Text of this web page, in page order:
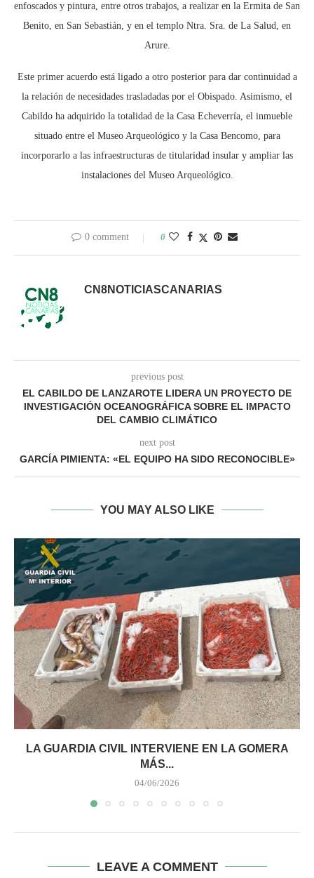
enfoscados y pintura, entre otros trabajos, a realizar en la Ermita de San
Benito, en San Sebastián, y en el templo Ntra. Sra. de La Salud, en
Arure.
Este primer acuerdo está ligado a otro posterior para dar continuidad a
la relación de necesidades trasladadas por el Obispado. Asimismo, el
Cabildo ha adquirido la totalidad de la Casa Echeverría, el inmueble
situado entre el Museo Arqueológico y la Casa Bencomo, para
incorporarlo a las infraestructuras de titularidad insular y ampliar las
instalaciones del Museo Arqueológico.
0 comment 0
CN8NOTICIASCANARIAS
previous post
EL CABILDO DE LANZAROTE LIDERA UN PROYECTO DE
INVESTIGACIÓN OCEANOGRÁFICA SOBRE EL IMPACTO
DEL CAMBIO CLIMÁTICO
next post
GARCÍA PIMIENTA: «EL EQUIPO HA SIDO RECONOCIBLE»
YOU MAY ALSO LIKE
LA GUARDIA CIVIL INTERVIENE EN LA GOMERA
MÁS...
04/06/2026
LEAVE A COMMENT